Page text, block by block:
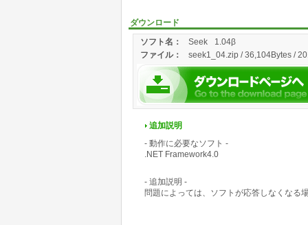
ダウンロード
ソフト名：
Seek 1.04β
ファイル： seek1_04.zip / 36,104Bytes /
追加説明
- 動作に必要なソフト -
.NET Framework4.0
- 追加説明 -
問題によっては、ソフトが応答しなくなる